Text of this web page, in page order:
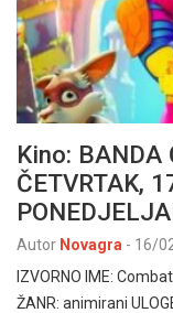
Kino: BANDA
ČETVRTAK,
Autor Novagra - 16/
IZVORNO IME:
ŽANR: animirani